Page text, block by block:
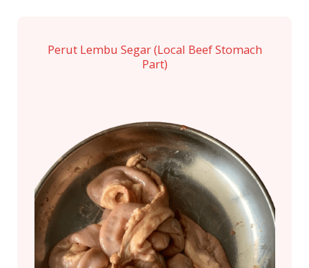
Perut Lembu Segar (Local Beef Stomach
Part)